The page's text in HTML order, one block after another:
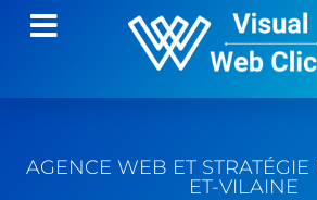
AGENCE WEB ET STRATÉGIE
ET-VILAINE